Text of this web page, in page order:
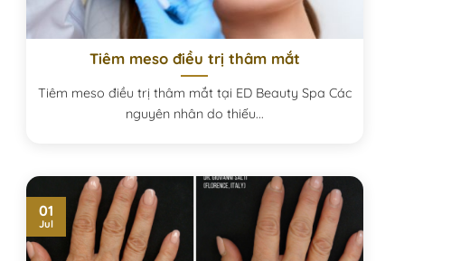
Tiêm meso điều trị thâm mắt
Tiêm meso điều trị thâm mắt tại ED Beauty Spa Các
nguyên nhân do thiếu...
01
Jul